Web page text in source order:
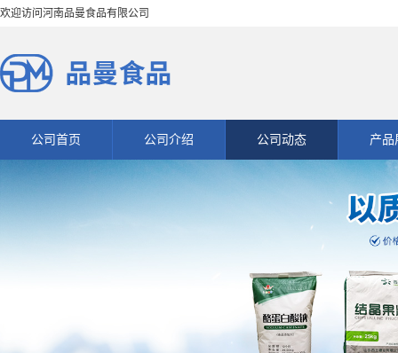
欢迎访问河南品曼食品有限公司
公司首页 公司介绍 公司动态 产品